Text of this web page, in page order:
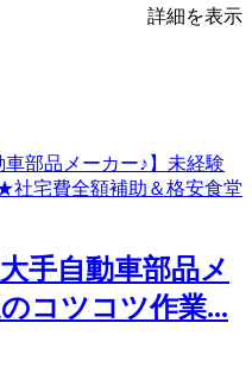
詳細を表示
手自動車部品メ
コツコツ作業...